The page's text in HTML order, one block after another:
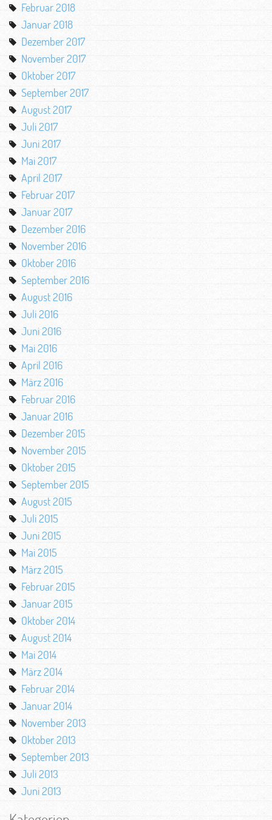
Februar 2018
Januar 2018
Dezember 2017
November 2017
Oktober 2017
September 2017
August 2017
Juli 2017
Juni 2017
Mai 2017
April 2017
Februar 2017
Januar 2017
Dezember 2016
November 2016
Oktober 2016
September 2016
August 2016
Juli 2016
Juni 2016
Mai 2016
April 2016
März 2016
Februar 2016
Januar 2016
Dezember 2015
November 2015
Oktober 2015
September 2015
August 2015
Juli 2015
Juni 2015
Mai 2015
März 2015
Februar 2015
Januar 2015
Oktober 2014
August 2014
Mai 2014
März 2014
Februar 2014
Januar 2014
November 2013
Oktober 2013
September 2013
Juli 2013
Juni 2013